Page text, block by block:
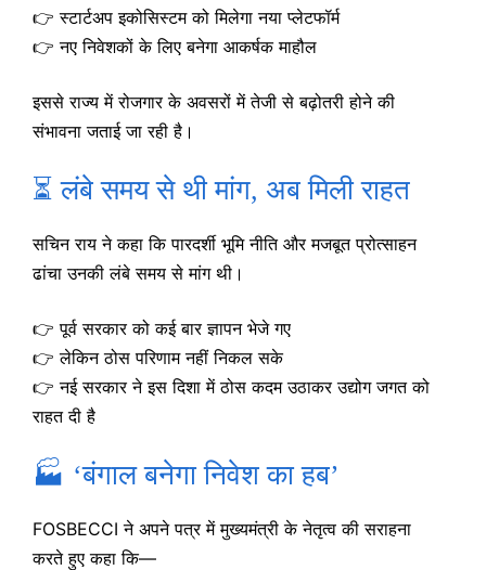
👉 स्टार्टअप इकोसिस्टम को मिलेगा नया प्लेटफॉर्म
👉 नए निवेशकों के लिए बनेगा आकर्षक माहौल
इससे राज्य में रोजगार के अवसरों में तेजी से बढ़ोतरी होने की
संभावना जताई जा रही है।
⏳ लंबे समय से थी मांग, अब मिली राहत
सचिन राय ने कहा कि पारदर्शी भूमि नीति और मजबूत प्रोत्साहन
ढांचा उनकी लंबे समय से मांग थी।
👉 पूर्व सरकार को कई बार ज्ञापन भेजे गए
👉 लेकिन ठोस परिणाम नहीं निकल सके
👉 नई सरकार ने इस दिशा में ठोस कदम उठाकर उद्योग जगत को
राहत दी है
🏭 ‘बंगाल बनेगा निवेश का हब’
FOSBECCI ने अपने पत्र में मुख्यमंत्री के नेतृत्व की सराहना
करते हुए कहा कि—